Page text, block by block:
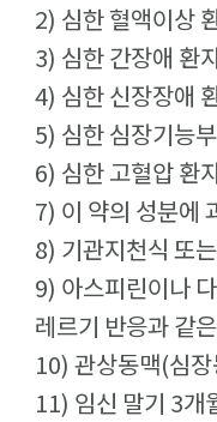
2) 심한 혈액이상
3) 심한 간장애 환
4) 심한 신장장애
5) 심한 심장기능
6) 심한 고혈압 환
7) 이 약의 성분에
8) 기관지천식 또
9) 아스피린이나
레르기 반응과 같
10) 관상동맥(심
11) 임신 말기 3개